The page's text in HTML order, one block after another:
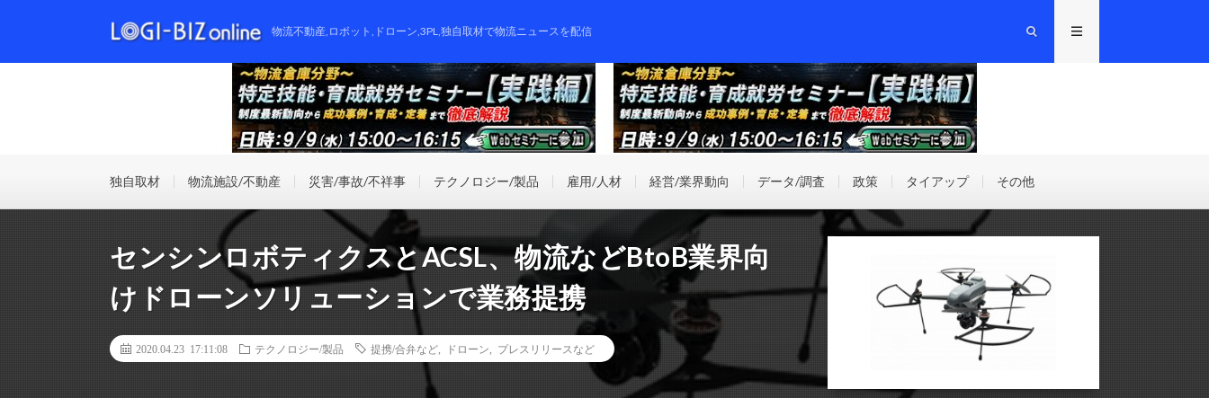
物流不動産,ロボット,ドローン,3PL,独自取材で物流ニュースを配信
独自取材 物流施設/不動産 災害/事故/不祥事 テクノロジー/製品 雇用/人材 経営/業界動向 データ/調査 政策 タイアップ その他
センシンロボティクスとACSL、物流などBtoB業界向
けドローンソリューションで業務提携
2020.04.23 17:11:08 テクノロジー/製品 提携/合弁など ドローン プレスリリースなど